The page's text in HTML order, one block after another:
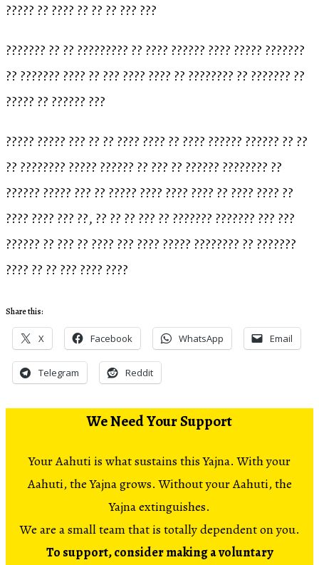
????? ?? ???? ?? ?? ?? ??? ???
??????? ?? ?? ????????? ?? ???? ?????? ???? ????? ???????
?? ??????? ???? ?? ??? ???? ???? ?? ???????? ?? ??????? ??
????? ?? ?????? ???
????? ????? ??? ?? ?? ???? ???? ?? ???? ?????? ?????? ?? ??
?? ???????? ????? ?????? ?? ??? ?? ?????? ???????? ??
?????? ????? ??? ?? ????? ???? ???? ???? ?? ???? ???? ??
???? ???? ??? ??, ?? ?? ?? ??? ?? ??????? ??????? ??? ???
?????? ?? ??? ?? ???? ??? ???? ????? ???????? ?? ???????
???? ?? ?? ??? ???? ????
Share this:
X Facebook WhatsApp Email
Telegram Reddit
We Need Your Support
Your Aahuti is what sustains this Yajna. With your
Aahuti, the Yajna grows. Without your Aahuti, the
Yajna extinguishes.
We are a small team that is totally dependent on you.
To support, consider making a voluntary